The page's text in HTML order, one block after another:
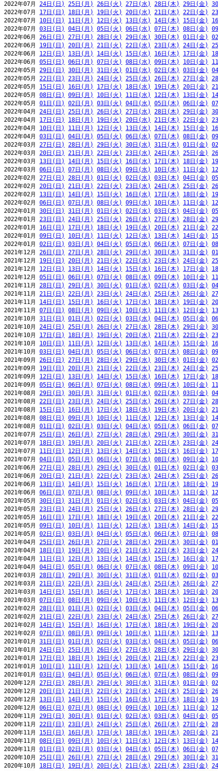
2022年07月 24日(日) 25日(月) 26日(火) 27日(水) 28日(木) 29日(金)
2022年07月 17日(日) 18日(月) 19日(火) 20日(水) 21日(木) 22日(金)
2022年07月 10日(日) 11日(月) 12日(火) 13日(水) 14日(木) 15日(金)
2022年07月 03日(日) 04日(月) 05日(火) 06日(水) 07日(木) 08日(金)
2022年06月 26日(日) 27日(月) 28日(火) 29日(水) 30日(木) 01日(金)
2022年06月 19日(日) 20日(月) 21日(火) 22日(水) 23日(木) 24日(金)
2022年06月 12日(日) 13日(月) 14日(火) 15日(水) 16日(木) 17日(金)
2022年06月 05日(日) 06日(月) 07日(火) 08日(水) 09日(木) 10日(金)
2022年05月 29日(日) 30日(月) 31日(火) 01日(水) 02日(木) 03日(金)
2022年05月 22日(日) 23日(月) 24日(火) 25日(水) 26日(木) 27日(金)
2022年05月 15日(日) 16日(月) 17日(火) 18日(水) 19日(木) 20日(金)
2022年05月 08日(日) 09日(月) 10日(火) 11日(水) 12日(木) 13日(金)
2022年05月 01日(日) 02日(月) 03日(火) 04日(水) 05日(木) 06日(金)
2022年04月 24日(日) 25日(月) 26日(火) 27日(水) 28日(木) 29日(金)
2022年04月 17日(日) 18日(月) 19日(火) 20日(水) 21日(木) 22日(金)
2022年04月 10日(日) 11日(月) 12日(火) 13日(水) 14日(木) 15日(金)
2022年04月 03日(日) 04日(月) 05日(火) 06日(水) 07日(木) 08日(金)
2022年03月 27日(日) 28日(月) 29日(火) 30日(水) 31日(木) 01日(金)
2022年03月 20日(日) 21日(月) 22日(火) 23日(水) 24日(木) 25日(金)
2022年03月 13日(日) 14日(月) 15日(火) 16日(水) 17日(木) 18日(金)
2022年03月 06日(日) 07日(月) 08日(火) 09日(水) 10日(木) 11日(金)
2022年02月 27日(日) 28日(月) 01日(火) 02日(水) 03日(木) 04日(金)
2022年02月 20日(日) 21日(月) 22日(火) 23日(水) 24日(木) 25日(金)
2022年02月 13日(日) 14日(月) 15日(火) 16日(水) 17日(木) 18日(金)
2022年02月 06日(日) 07日(月) 08日(火) 09日(水) 10日(木) 11日(金)
2022年01月 30日(日) 31日(月) 01日(火) 02日(水) 03日(木) 04日(金)
2022年01月 23日(日) 24日(月) 25日(火) 26日(水) 27日(木) 28日(金)
2022年01月 16日(日) 17日(月) 18日(火) 19日(水) 20日(木) 21日(金)
2022年01月 09日(日) 10日(月) 11日(火) 12日(水) 13日(木) 14日(金)
2022年01月 02日(日) 03日(月) 04日(火) 05日(水) 06日(木) 07日(金)
2021年12月 26日(日) 27日(月) 28日(火) 29日(水) 30日(木) 31日(金)
2021年12月 19日(日) 20日(月) 21日(火) 22日(水) 23日(木) 24日(金)
2021年12月 12日(日) 13日(月) 14日(火) 15日(水) 16日(木) 17日(金)
2021年12月 05日(日) 06日(月) 07日(火) 08日(水) 09日(木) 10日(金)
2021年11月 28日(日) 29日(月) 30日(火) 01日(水) 02日(木) 03日(金)
2021年11月 21日(日) 22日(月) 23日(火) 24日(水) 25日(木) 26日(金)
2021年11月 14日(日) 15日(月) 16日(火) 17日(水) 18日(木) 19日(金)
2021年11月 07日(日) 08日(月) 09日(火) 10日(水) 11日(木) 12日(金)
2021年10月 31日(日) 01日(月) 02日(火) 03日(水) 04日(木) 05日(金)
2021年10月 24日(日) 25日(月) 26日(火) 27日(水) 28日(木) 29日(金)
2021年10月 17日(日) 18日(月) 19日(火) 20日(水) 21日(木) 22日(金)
2021年10月 10日(日) 11日(月) 12日(火) 13日(水) 14日(木) 15日(金)
2021年10月 03日(日) 04日(月) 05日(火) 06日(水) 07日(木) 08日(金)
2021年09月 26日(日) 27日(月) 28日(火) 29日(水) 30日(木) 01日(金)
2021年09月 19日(日) 20日(月) 21日(火) 22日(水) 23日(木) 24日(金)
2021年09月 12日(日) 13日(月) 14日(火) 15日(水) 16日(木) 17日(金)
2021年09月 05日(日) 06日(月) 07日(火) 08日(水) 09日(木) 10日(金)
2021年08月 29日(日) 30日(月) 31日(火) 01日(水) 02日(木) 03日(金)
2021年08月 22日(日) 23日(月) 24日(火) 25日(水) 26日(木) 27日(金)
2021年08月 15日(日) 16日(月) 17日(火) 18日(水) 19日(木) 20日(金)
2021年08月 08日(日) 09日(月) 10日(火) 11日(水) 12日(木) 13日(金)
2021年08月 01日(日) 02日(月) 03日(火) 04日(水) 05日(木) 06日(金)
2021年07月 25日(日) 26日(月) 27日(火) 28日(水) 29日(木) 30日(金)
2021年07月 18日(日) 19日(月) 20日(火) 21日(水) 22日(木) 23日(金)
2021年07月 11日(日) 12日(月) 13日(火) 14日(水) 15日(木) 16日(金)
2021年07月 04日(日) 05日(月) 06日(火) 07日(水) 08日(木) 09日(金)
2021年06月 27日(日) 28日(月) 29日(火) 30日(水) 01日(木) 02日(金)
2021年06月 20日(日) 21日(月) 22日(火) 23日(水) 24日(木) 25日(金)
2021年06月 13日(日) 14日(月) 15日(火) 16日(水) 17日(木) 18日(金)
2021年06月 06日(日) 07日(月) 08日(火) 09日(水) 10日(木) 11日(金)
2021年05月 30日(日) 31日(月) 01日(火) 02日(水) 03日(木) 04日(金)
2021年05月 23日(日) 24日(月) 25日(火) 26日(水) 27日(木) 28日(金)
2021年05月 16日(日) 17日(月) 18日(火) 19日(水) 20日(木) 21日(金)
2021年05月 09日(日) 10日(月) 11日(火) 12日(水) 13日(木) 14日(金)
2021年05月 02日(日) 03日(月) 04日(火) 05日(水) 06日(木) 07日(金)
2021年04月 25日(日) 26日(月) 27日(火) 28日(水) 29日(木) 30日(金)
2021年04月 18日(日) 19日(月) 20日(火) 21日(水) 22日(木) 23日(金)
2021年04月 11日(日) 12日(月) 13日(火) 14日(水) 15日(木) 16日(金)
2021年04月 04日(日) 05日(月) 06日(火) 07日(水) 08日(木) 09日(金)
2021年03月 28日(日) 29日(月) 30日(火) 31日(水) 01日(木) 02日(金)
2021年03月 21日(日) 22日(月) 23日(火) 24日(水) 25日(木) 26日(金)
2021年03月 14日(日) 15日(月) 16日(火) 17日(水) 18日(木) 19日(金)
2021年03月 07日(日) 08日(月) 09日(火) 10日(水) 11日(木) 12日(金)
2021年02月 28日(日) 01日(月) 02日(火) 03日(水) 04日(木) 05日(金)
2021年02月 21日(日) 22日(月) 23日(火) 24日(水) 25日(木) 26日(金)
2021年02月 14日(日) 15日(月) 16日(火) 17日(水) 18日(木) 19日(金)
2021年02月 07日(日) 08日(月) 09日(火) 10日(水) 11日(木) 12日(金)
2021年01月 31日(日) 01日(月) 02日(火) 03日(水) 04日(木) 05日(金)
2021年01月 24日(日) 25日(月) 26日(火) 27日(水) 28日(木) 29日(金)
2021年01月 17日(日) 18日(月) 19日(火) 20日(水) 21日(木) 22日(金)
2021年01月 10日(日) 11日(月) 12日(火) 13日(水) 14日(木) 15日(金)
2021年01月 03日(日) 04日(月) 05日(火) 06日(水) 07日(木) 08日(金)
2020年12月 27日(日) 28日(月) 29日(火) 30日(水) 31日(木) 01日(金)
2020年12月 20日(日) 21日(月) 22日(火) 23日(水) 24日(木) 25日(金)
2020年12月 13日(日) 14日(月) 15日(火) 16日(水) 17日(木) 18日(金)
2020年12月 06日(日) 07日(月) 08日(火) 09日(水) 10日(木) 11日(金)
2020年11月 29日(日) 30日(月) 01日(火) 02日(水) 03日(木) 04日(金)
2020年11月 22日(日) 23日(月) 24日(火) 25日(水) 26日(木) 27日(金)
2020年11月 15日(日) 16日(月) 17日(火) 18日(水) 19日(木) 20日(金)
2020年11月 08日(日) 09日(月) 10日(火) 11日(水) 12日(木) 13日(金)
2020年11月 01日(日) 02日(月) 03日(火) 04日(水) 05日(木) 06日(金)
2020年10月 25日(日) 26日(月) 27日(火) 28日(水) 29日(木) 30日(金)
2020年10月 18日(日) 19日(月) 20日(火) 21日(水) 22日(木) 23日(金)